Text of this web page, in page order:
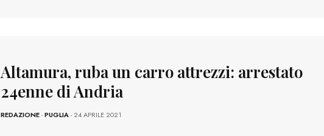
Altamura, ruba un carro attrezzi: arrestato
24enne di Andria
REDAZIONE-PUGLIA- 24 APRILE 2021